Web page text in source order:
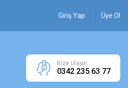
Giriş Yap Üye Ol
Bize Ulaşın
0342 235 63 77